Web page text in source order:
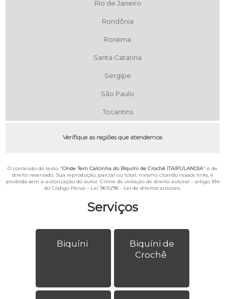
Serviços
Biquíni
Biquíni de
Crochê
Rio de Janeiro
Rondônia
Roraima
Santa Catarina
Sergipe
São Paulo
Tocantins
Verifique as regiões que atendemos
O conteúdo do texto "Onde Tem Calcinha do Biquíni de Crochê ITAIPULANDIA" é de
direito reservado. Sua reprodução, parcial ou total, mesmo citando nossos links, é
proibida sem a autorização do autor. Crime de violação de direito autoral – artigo 184
do Código Penal – Lei 9610/98 - Lei de direitos autorais.